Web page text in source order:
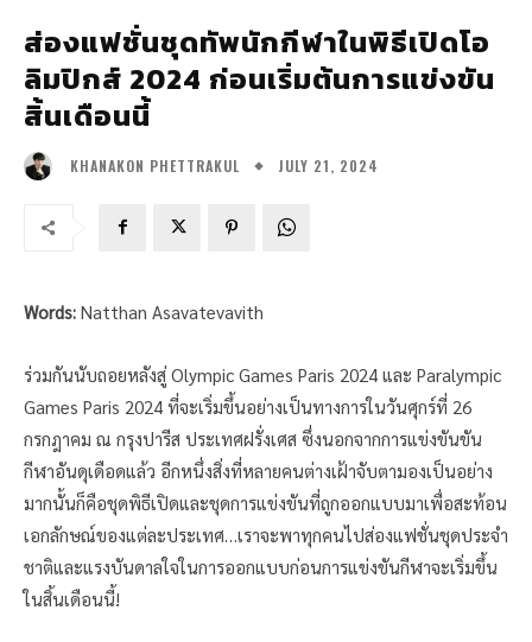
ส่องแฟชั่นชุดทัพนักกีฬาในพิธีเปิดโอ
ลิมปิกส์ 2024 ก่อนเริ่มต้นการแข่งขัน
สิ้นเดือนนี้
KHANAKON PHETTRAKUL JULY 21, 2024
Words: Natthan Asavatevavith
ร่วมกันนับถอยหลังสู่ Olympic Games Paris 2024 และ Paralympic
Games Paris 2024 ที่จะเริ่มขึ้นอย่างเป็นทางการในวันศุกร์ที่ 26
กรกฎาคม ณ กรุงปารีส ประเทศฝรั่งเศส ซึ่งนอกจากการแข่งขันขัน
กีฬาอันดุเดือดแล้ว อีกหนึ่งสิ่งที่หลายคนต่างเฝ้าจับตามองเป็นอย่าง
มากนั้นก็คือชุดพิธีเปิดและชุดการแข่งขันที่ถูกออกแบบมาเพื่อสะท้อน
เอกลักษณ์ของแต่ละประเทศ…เราจะพาทุกคนไปส่องแฟชั่นชุดประจำ
ชาติและแรงบันดาลใจในการออกแบบก่อนการแข่งขันกีฬาจะเริ่มขึ้น
ในสิ้นเดือนนี้!